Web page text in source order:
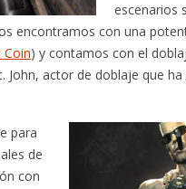
escenarios
encontramos con una
Coin) y contamos con el
John, actor de doblaje que
para
de
con